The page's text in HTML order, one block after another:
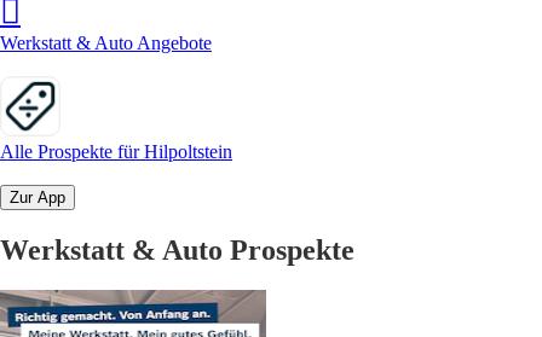
Werkstatt & Auto Angebote
Alle Prospekte für Hilpoltstein
Zur App
Werkstatt & Auto Prospekte